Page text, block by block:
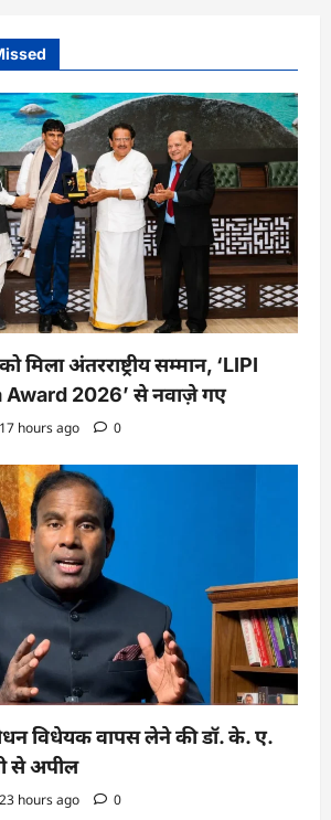
मिला अंतरराष्ट्रीय सम्मान, ‘LIPI
2026’ से नवाज़े गए
17 hours ago 0
विधेयक वापस लेने की डॉ. के. ए.
से अपील
23 hours ago 0